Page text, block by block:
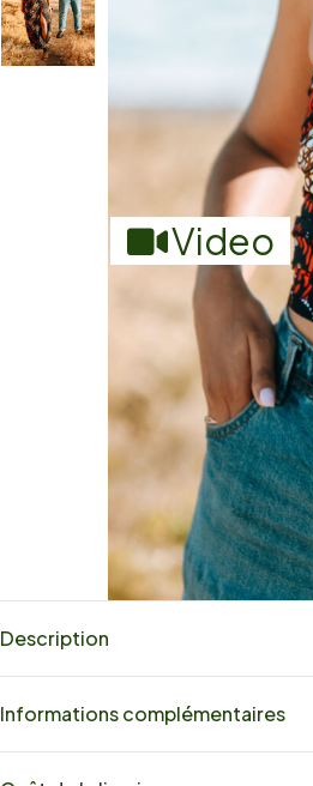
Video
Description
Informations complémentaires